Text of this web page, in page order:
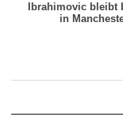
Ibrahimovic bleibt
in